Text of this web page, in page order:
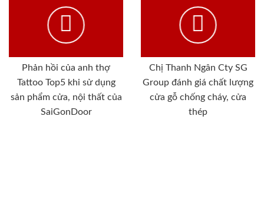
Phản hồi của anh thợ
Tattoo Top5 khi sử dụng
sản phẩm cửa, nội thất của
SaiGonDoor
Chị Thanh Ngân Cty SG
Group đánh giá chất lượng
cửa gỗ chống cháy, cửa
thép